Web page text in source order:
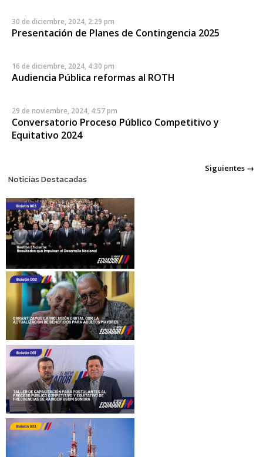
30 de diciembre, 2024, 2:29 pm
Presentación de Planes de Contingencia 2025
16 de diciembre, 2024, 4:30 pm
Audiencia Pública reformas al ROTH
29 de noviembre, 2024, 4:57 pm
Conversatorio Proceso Público Competitivo y
Equitativo 2024
Posts
navigation
Siguientes →
Noticias Destacadas